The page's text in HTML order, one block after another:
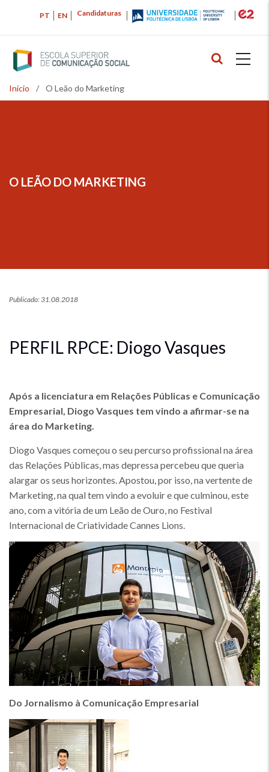
principal
Candidaturas
PT EN
Navegação
Início / O Leão do Marketing
O LEÃO DO MARKETING
NAVEGAÇÃO
Publicado: 31.08.2018
PERFIL RPCE: Diogo Vasques
Após a licenciatura em Relações Públicas e Comunicação
Empresarial, Diogo Vasques tem vindo a afirmar-se na
área do Marketing.
Diogo Vasques começou o seu percurso profissional na área
das Relações Públicas, mas depressa percebeu que queria
alargar os seus horizontes. Apostou, por isso, na vertente de
Marketing, na qual tem vindo a evoluir e que culminou, este
ano, com a vitória de um Leão de Ouro, no Festival
Internacional de Criatividade Cannes Lions.
Do Jornalismo à Comunicação Empresarial